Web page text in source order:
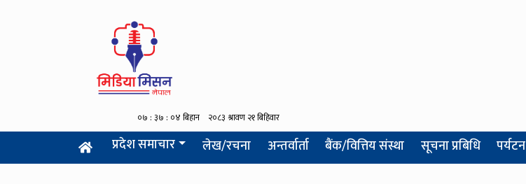
प्रदेश समाचार लेख/रचना अन्तर्वार्ता बैंक/वित्तिय संस्था सूचना प्रबिधि पर्यटन